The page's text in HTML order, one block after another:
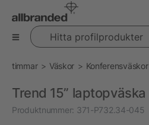
Hitta profilprodukter
timmar Väskor Konferensväskor
Trend 15” laptopväska
Produktnummer: 371-P732.34-045